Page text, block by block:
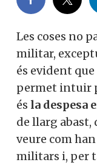
Les coses no
militar,
és evident
permet intuir
és la despesa
de llarg abast,
veure com
militars i, per